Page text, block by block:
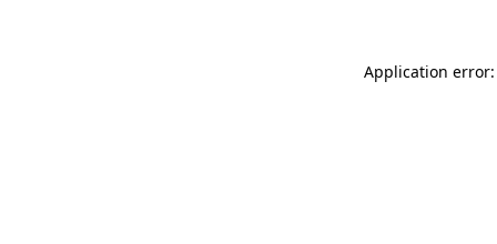
Application